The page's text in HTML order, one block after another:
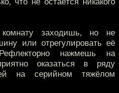
заходишь, но не
или отрегулировать её
нажмешь на
оказаться в ряду
на серийном тяжёлом